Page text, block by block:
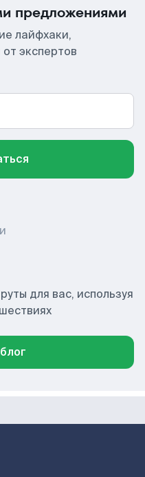
предложениями
лайфхаки,
экспертов
для вас, используя